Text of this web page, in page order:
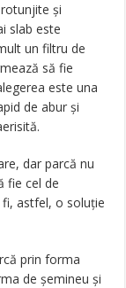
și
slab este
un filtru de
să fie
este una
de abur și
dar parcă nu
fie cel de
astfel, o soluție
prin forma
de șemineu și